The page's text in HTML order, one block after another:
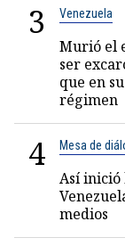
3 Venezuela
Murió el
ser
que en
régimen
4 Mesa de
Así inició
medios